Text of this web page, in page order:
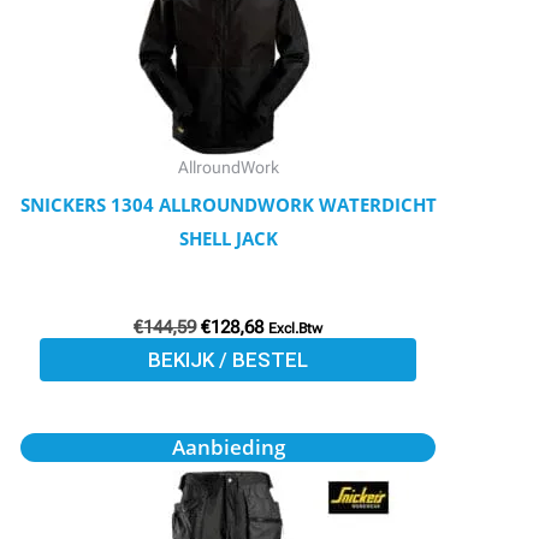
AllroundWork
SNICKERS 1304 ALLROUNDWORK WATERDICHT
SHELL JACK
€144,59 €128,68 Excl.Btw
BEKIJK / BESTEL
kan
gekozen
worden
Aanbieding
Oorspronkelijke
prijs
was:
€112,50.
Huidige
prijs
is:
€101,25.
Dit
product
heeft